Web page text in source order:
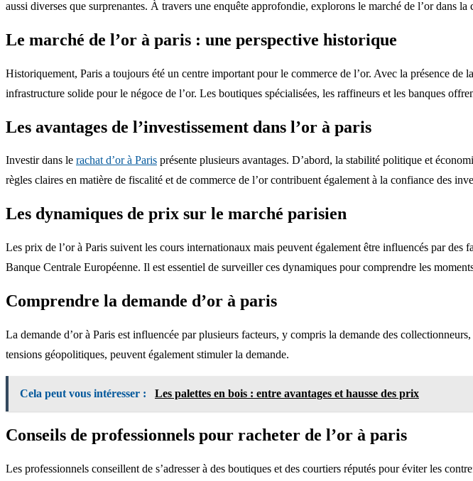
aussi diverses que surprenantes. À travers une enquête approfondie, explorons le marché de l’or dans
Le marché de l’or à paris : une perspective historique
Historiquement, Paris a toujours été un centre important pour le commerce de l’or. Avec la présence
infrastructure solide pour le négoce de l’or. Les boutiques spécialisées, les raffineurs et les banques
Les avantages de l’investissement dans l’or à paris
Investir dans le rachat d’or à Paris présente plusieurs avantages. D’abord, la stabilité politique et
règles claires en matière de fiscalité et de commerce de l’or contribuent également à la confiance des
Les dynamiques de prix sur le marché parisien
Les prix de l’or à Paris suivent les cours internationaux mais peuvent également être influencés par
Banque Centrale Européenne. Il est essentiel de surveiller ces dynamiques pour comprendre les
Comprendre la demande d’or à paris
La demande d’or à Paris est influencée par plusieurs facteurs, y compris la demande des
tensions géopolitiques, peuvent également stimuler la demande.
Cela peut vous intéresser : Les palettes en bois : entre avantages et hausse des prix
Conseils de professionnels pour racheter de l’or à paris
Les professionnels conseillent de s’adresser à des boutiques et des courtiers réputés pour éviter les